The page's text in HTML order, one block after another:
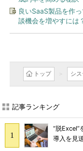
良いSaaS製品を作
談機会を増やすには
トップ シ
記事ランキング
“脱
導入を見